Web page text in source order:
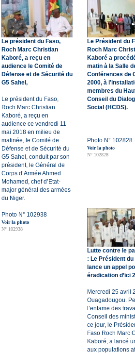
Le président du Faso,
Roch Marc Christian
Kaboré, a reçu en
audience le Comité de
Défense et de Sécurité du
G5 Sahel,
Le président du Faso,
Roch Marc Christian
Kaboré, a reçu en
audience ce vendredi 11
mai 2018 en milieu de
matinée, le Comité de
Défense et de Sécurité du
G5 Sahel, conduit par son
président, le Général de
Corps d’Armée Ahmed
Mohamed, chef d’Etat-
major général des armées
du Niger.
Photo N° 102938
Voir la photo
N° 102938
Le Président du
Roch Marc
Kaboré a
matin à la Salle
Conférences de
2000, à
membres du
Conseil du
Social (HCDS).
Photo N° 102828
Voir la photo
N° 102828
Lutte contre le
: Le Président du
lance un appel
éradication d’ici
Mercredi 25 avril
Ouagadougou.
l’entame des
Conseil des
ce jour, le
Faso Roch Marc
Kaboré, a lancé
aux populations